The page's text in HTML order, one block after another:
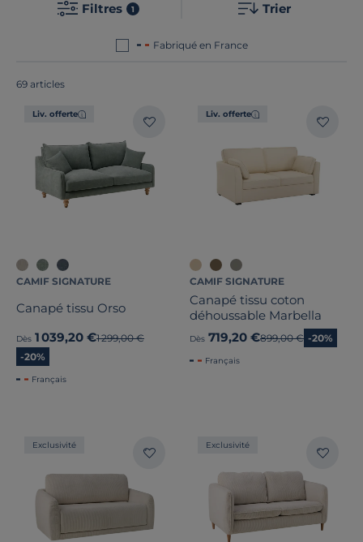
France ou en Europe
Filtres 1 Trier
Fabriqué en France
69 articles
Liv. offerte
CAMIF SIGNATURE
Canapé tissu Orso
Dès 1 039,20 €Ancien prix
1 299,00 €
-20%
Français
Liv. offerte
CAMIF SIGNATURE
Canapé tissu coton
déhoussable Marbella
Dès 719,20 €Ancien prix
899,00 € -20%
Français
Exclusivité Exclusivité
Nombre de places 1
Convertible